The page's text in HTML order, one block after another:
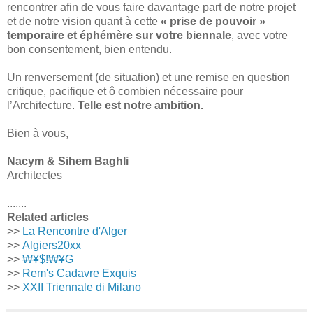
rencontrer afin de vous faire davantage part de notre projet
et de notre vision quant à cette « prise de pouvoir »
temporaire et éphémère sur votre biennale, avec votre
bon consentement, bien entendu.
Un renversement (de situation) et une remise en question
critique, pacifique et ô combien nécessaire pour
l’Architecture. Telle est notre ambition.
Bien à vous,
Nacym & Sihem Baghli
Architectes
.......
Related articles
>> La Rencontre d'Alger
>> Algiers20xx
>> ₩¥$!₩¥G
>> Rem's Cadavre Exquis
>> XXII Triennale di Milano